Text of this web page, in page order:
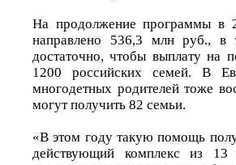
На продолжение программы в
направлено 536,3 млн руб.,
достаточно, чтобы выплату на
1200 российских семей. В
многодетных родителей тоже
могут получить 82 семьи.
«В этом году такую помощь
действующий комплекс из